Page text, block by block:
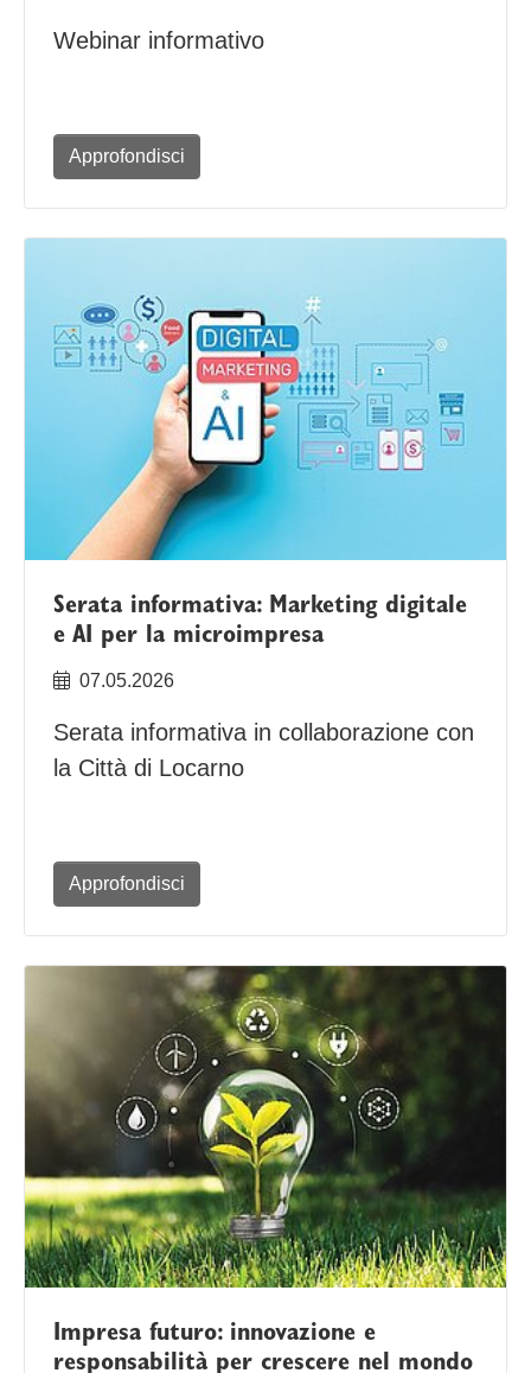
Webinar informativo
Approfondisci
Serata informativa: Marketing digitale
e AI per la microimpresa
07.05.2026
Serata informativa in collaborazione con
la Città di Locarno
Approfondisci
Impresa futuro: innovazione e
responsabilità per crescere nel mondo